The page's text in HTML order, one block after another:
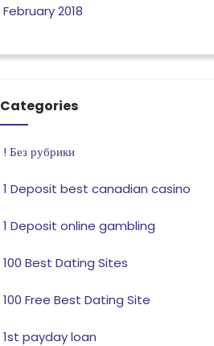
February 2018
Categories
! Без рубрики
1 Deposit best canadian casino
1 Deposit online gambling
100 Best Dating Sites
100 Free Best Dating Site
1st payday loan